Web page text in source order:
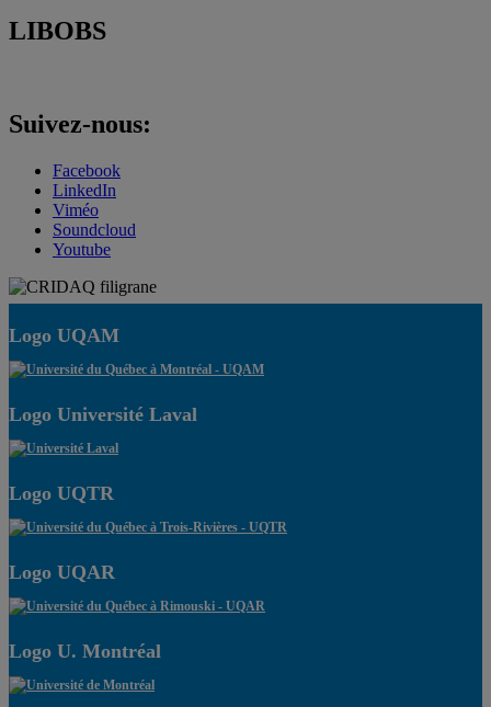
LIBOBS
Suivez-nous:
Facebook
LinkedIn
Viméo
Soundcloud
Youtube
Logo UQAM
Logo Université Laval
Logo UQTR
Logo UQAR
Logo U. Montréal